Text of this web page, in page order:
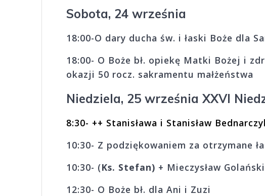
Sobota, 24 września
18:00-O dary ducha św. i łaski Boże dla
18:00- O Boże bł. opiekę Matki Bożej i
okazji 50 rocz. sakramentu małżeństwa
Niedziela, 25 września XXVI
8:30- ++ Stanisława i Stanisław
10:30- Z podziękowaniem za otrzymane
10:30- (Ks. Stefan) + Mieczysław
12:30- O Boże bł. dla Ani i